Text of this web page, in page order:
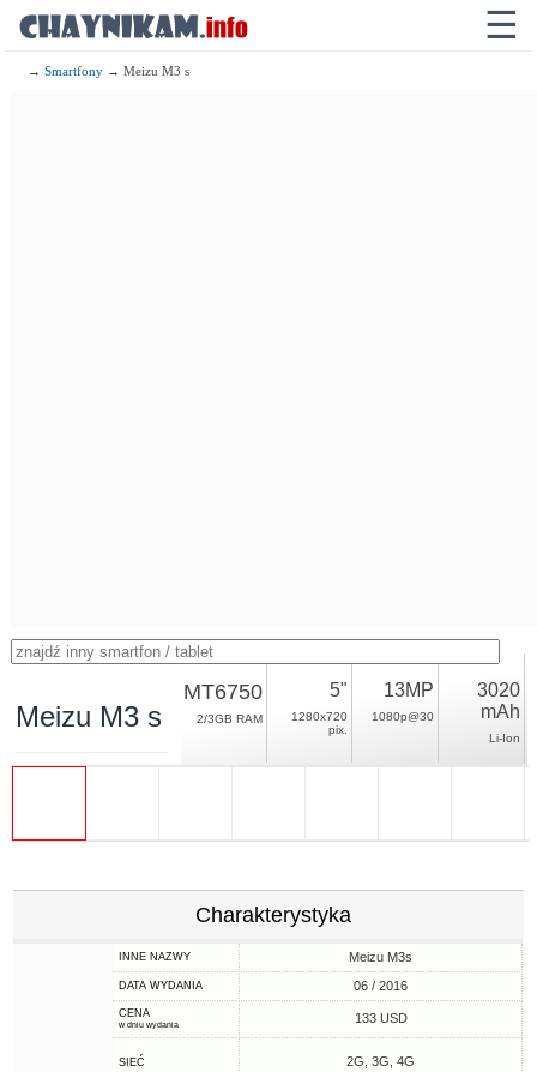
☰
→Smartfony → Meizu M3 s
Meizu M3 s
MT6750
2/3GB RAM
5"
1280x720
pix.
13MP
1080p@30
3020
mAh
Li-Ion
Charakterystyka
INNE NAZWY Meizu M3s
DATA WYDANIA 06 / 2016
CENA
w dniu wydania 133 USD
SIEĆ 2G, 3G, 4G